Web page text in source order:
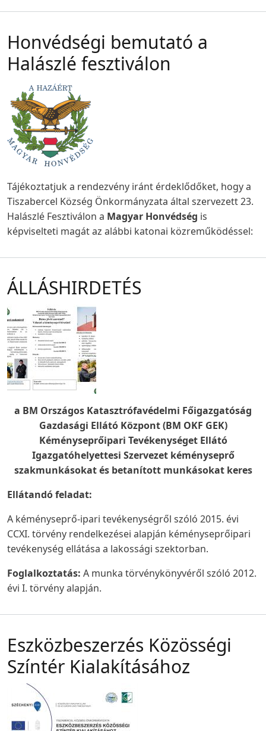
Honvédségi bemutató a
Halászlé fesztiválon
Tájékoztatjuk a rendezvény iránt érdeklődőket, hogy a
Tiszabercel Község Önkormányzata által szervezett 23.
Halászlé Fesztiválon a Magyar Honvédség is
képviselteti magát az alábbi katonai közreműködéssel:
ÁLLÁSHIRDETÉS
a BM Országos Katasztrófavédelmi Főigazgatóság
Gazdasági Ellátó Központ (BM OKF GEK)
Kéményseprőipari Tevékenységet Ellátó
Igazgatóhelyettesi Szervezet kéményseprő
szakmunkásokat és betanított munkásokat keres
Ellátandó feladat:
A kéményseprő-ipari tevékenységről szóló 2015. évi
CCXI. törvény rendelkezései alapján kéményseprőipari
tevékenység ellátása a lakossági szektorban.
Foglalkoztatás: A munka törvénykönyvéről szóló 2012.
évi I. törvény alapján.
Eszközbeszerzés Közösségi
Színtér Kialakításához